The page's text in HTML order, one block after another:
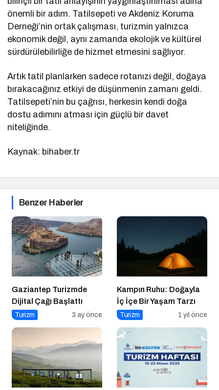
önemli bir adım. Tatilsepeti ve Akdeniz Koruma
Derneği’nin ortak çalışması, turizmin yalnızca
ekonomik değil, aynı zamanda ekolojik ve kültürel
sürdürülebilirliğe de hizmet etmesini sağlıyor.
Artık tatil planlarken sadece rotanızı değil, doğaya
bırakacağınız etkiyi de düşünmenin zamanı geldi.
Tatilsepeti’nin bu çağrısı, herkesin kendi doğa
dostu adımını atması için güçlü bir davet
niteliğinde.
Kaynak: bihaber.tr
Benzer Haberler
Gaziantep Turizmde
Dijital Çağı Başlattı
Turizm 3 ay önce
Kampın Ruhu: Doğayla
İç İçe Bir Yaşam Tarzı
Turizm 1 yıl önce